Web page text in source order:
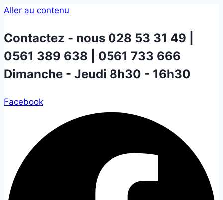
Aller au contenu
Contactez - nous 028 53 31 49 |
0561 389 638 | 0561 733 666
Dimanche - Jeudi 8h30 - 16h30
Facebook